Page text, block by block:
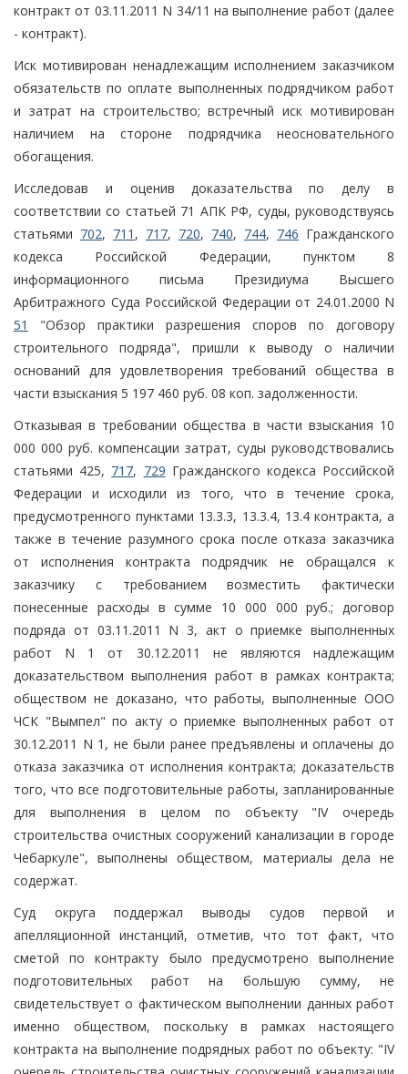
контракт от 03.11.2011 N 34/11 на выполнение работ (далее
- контракт).
Иск мотивирован ненадлежащим исполнением заказчиком
обязательств по оплате выполненных подрядчиком работ
и затрат на строительство; встречный иск мотивирован
наличием на стороне подрядчика неосновательного
обогащения.
Исследовав и оценив доказательства по делу в
соответствии со статьей 71 АПК РФ, суды, руководствуясь
статьями 702, 711 , 717, 720, 740, 744, 746 Гражданского
кодекса Российской Федерации, пунктом 8
информационного письма Президиума Высшего
Арбитражного Суда Российской Федерации от 24.01.2000 N
51
"Обзор практики разрешения споров по договору
строительного подряда", пришли к выводу о наличии
оснований для удовлетворения требований общества в
части взыскания 5 197 460 руб. 08 коп. задолженности.
Отказывая в требовании общества в части взыскания 10
000 000 руб. компенсации затрат, суды руководствовались
статьями 425, 717, 729 Гражданского кодекса Российской
Федерации и исходили из того, что в течение срока,
предусмотренного пунктами 13.3.3, 13.3.4, 13.4 контракта, а
также в течение разумного срока после отказа заказчика
от исполнения контракта подрядчик не обращался к
заказчику с требованием возместить фактически
понесенные расходы в сумме 10 000 000 руб.; договор
подряда от 03.11.2011 N 3, акт о приемке выполненных
работ N 1 от 30.12.2011 не являются надлежащим
доказательством выполнения работ в рамках контракта;
обществом не доказано, что работы, выполненные ООО
ЧСК "Вымпел" по акту о приемке выполненных работ от
30.12.2011 N 1, не были ранее предъявлены и оплачены до
отказа заказчика от исполнения контракта; доказательств
того, что все подготовительные работы, запланированные
для выполнения в целом по объекту "IV очередь
строительства очистных сооружений канализации в городе
Чебаркуле", выполнены обществом, материалы дела не
содержат.
Суд округа поддержал выводы судов первой и
апелляционной инстанций, отметив, что тот факт, что
сметой по контракту было предусмотрено выполнение
подготовительных работ на большую сумму, не
свидетельствует о фактическом выполнении данных работ
именно обществом, поскольку в рамках настоящего
контракта на выполнение подрядных работ по объекту: "IV